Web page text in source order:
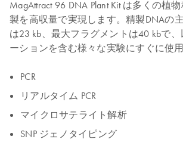
MagAttract 96 DNA Plant Kit は多くの植
製を高収量で実現します。精製DNAの
は23 kb、最大フラグメントは40 kbで
ーションを含む様々な実験にすぐに使用
PCR
リアルタイム PCR
マイクロサテライト解析
SNP ジェノタイピング